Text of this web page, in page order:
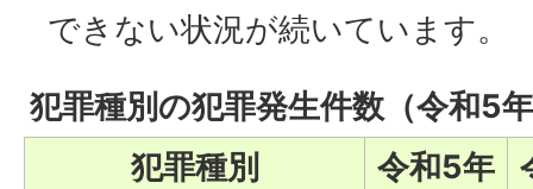
できない状況が続いています。
犯罪種別の犯罪発生件数（令和5
犯罪種別
令和5年